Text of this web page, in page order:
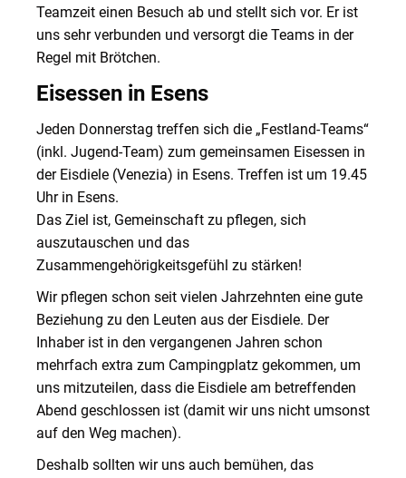
Teamzeit einen Besuch ab und stellt sich vor. Er ist
uns sehr verbunden und versorgt die Teams in der
Regel mit Brötchen.
Eisessen in Esens
Jeden Donnerstag treffen sich die „Festland-Teams“
(inkl. Jugend-Team) zum gemeinsamen Eisessen in
der Eisdiele (Venezia) in Esens. Treffen ist um 19.45
Uhr in Esens.
Das Ziel ist, Gemeinschaft zu pflegen, sich
auszutauschen und das
Zusammengehörigkeitsgefühl zu stärken!
Wir pflegen schon seit vielen Jahrzehnten eine gute
Beziehung zu den Leuten aus der Eisdiele. Der
Inhaber ist in den vergangenen Jahren schon
mehrfach extra zum Campingplatz gekommen, um
uns mitzuteilen, dass die Eisdiele am betreffenden
Abend geschlossen ist (damit wir uns nicht umsonst
auf den Weg machen).
Deshalb sollten wir uns auch bemühen, das